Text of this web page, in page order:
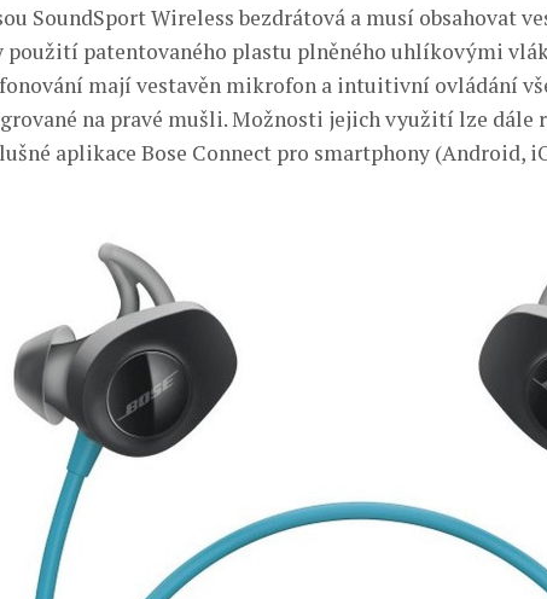
SoundSport Wireless bezdrátová a musí obsahovat
použití patentovaného plastu plněného uhlíkovými
mají vestavěn mikrofon a intuitivní ovládání
na pravé mušli. Možnosti jejich využití lze dále
aplikace Bose Connect pro smartphony (Android,